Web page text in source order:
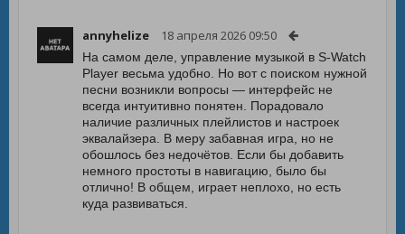
annyhelize 18 апреля 2026 09:50
На самом деле, управление музыкой в S-Watch
Player весьма удобно. Но вот с поиском нужной
песни возникли вопросы — интерфейс не
всегда интуитивно понятен. Порадовало
наличие различных плейлистов и настроек
эквалайзера. В меру забавная игра, но не
обошлось без недочётов. Если бы добавить
немного простоты в навигацию, было бы
отлично! В общем, играет неплохо, но есть
куда развиваться.